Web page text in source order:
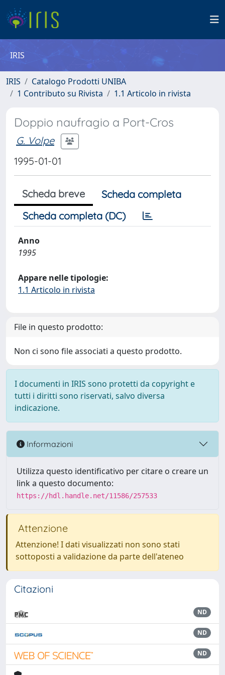
IRIS
IRIS
Catalogo Prodotti UNIBA
1 Contributo su Rivista
1.1 Articolo in rivista
Doppio naufragio a Port-Cros
G. Volpe
1995-01-01
Scheda breve
Scheda completa
Scheda completa (DC)
Anno
1995
Appare nelle tipologie:
1.1 Articolo in rivista
File in questo prodotto:
Non ci sono file associati a questo prodotto.
I documenti in IRIS sono protetti da copyright e
tutti i diritti sono riservati, salvo diversa
indicazione.
Informazioni
Utilizza questo identificativo per citare o creare un
link a questo documento:
https://hdl.handle.net/11586/257533
Attenzione
Attenzione! I dati visualizzati non sono stati
sottoposti a validazione da parte dell'ateneo
Citazioni
ND
ND
ND